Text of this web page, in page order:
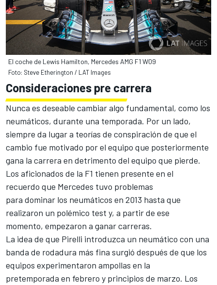
El coche de Lewis Hamilton, Mercedes AMG F1 W09
Foto: Steve Etherington / LAT Images
Consideraciones pre carrera
Nunca es deseable cambiar algo fundamental, como los
neumáticos, durante una temporada. Por un lado,
siempre da lugar a teorías de conspiración de que el
cambio fue motivado por el equipo que posteriormente
gana la carrera en detrimento del equipo que pierde.
Los aficionados de la F1 tienen presente en el
recuerdo que Mercedes tuvo problemas
para dominar los neumáticos en 2013 hasta que
realizaron un polémico test y, a partir de ese
momento, empezaron a ganar carreras.
La idea de que Pirelli introduzca un neumático con una
banda de rodadura más fina surgió después de que los
equipos experimentaron ampollas en la
pretemporada en febrero y principios de marzo. Los